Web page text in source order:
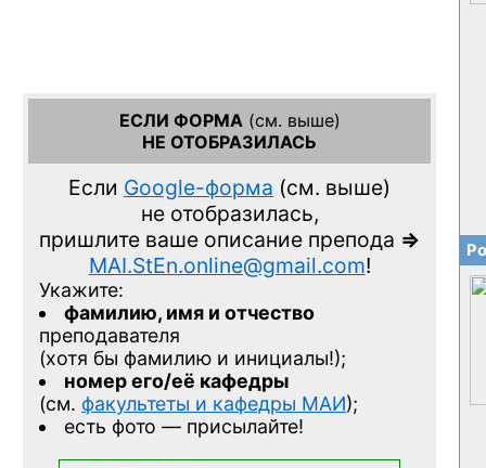
ЕСЛИ ФОРМА(см. выше)
НЕ ОТОБРАЗИЛАСЬ
Если Google-форма (см. выше)
не отобразилась,
пришлите ваше описание препода =>
MAI.StEn.online@gmail.com!
Укажите:
фамилию, имя и отчество
преподавателя
(хотя бы фамилию и инициалы!);
номер его/её кафедры
(см. факультеты и кафедры МАИ);
есть фото — присылайте!